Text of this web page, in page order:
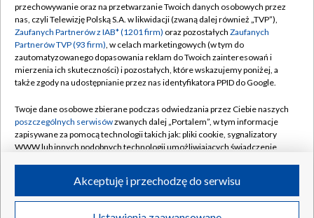
Abonament TVP
Emisja w TVP
Centrum informacji TVP
Naziemna Telewizja Cyfrowa
Rada Programowa
System NOS
Informacje o nadawcy
Program dla prasy
Regulamin TVP
Polityka prywatności
Moje zgody
Pomoc
Kontakt
Kanały
©2026 Telewizja Polska S.A. w likwidacji
przechowywanie oraz na przetwarzanie Twoich danych osobowych przez
nas, czyli Telewizję Polską S.A. w likwidacji (zwaną dalej również „TVP”),
Zaufanych Partnerów z IAB* (1201 firm) oraz pozostałych Zaufanych
Partnerów TVP (93 firm), w celach marketingowych (w tym do
zautomatyzowanego dopasowania reklam do Twoich zainteresowań i
mierzenia ich skuteczności) i pozostałych, które wskazujemy poniżej, a
także zgody na udostępnianie przez nas identyfikatora PPID do Google.
Twoje dane osobowe zbierane podczas odwiedzania przez Ciebie naszych
poszczególnych serwisówzwanych dalej „Portalem”, w tym informacje
zapisywane za pomocą technologii takich jak: pliki cookie, sygnalizatory
WWW lub innych podobnych technologii umożliwiających świadczenie
ruchu w Internecie.
Twoje dane osobowe zbierane podczas odwiedzania przez Ciebie
Akceptuję i przechodzę do serwisu